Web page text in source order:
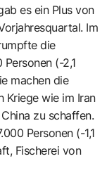
es ein Plus von
Im
die
(-2,1
machen die
Kriege wie im Iran
zu schaffen.
Personen (-1,1
Fischerei von